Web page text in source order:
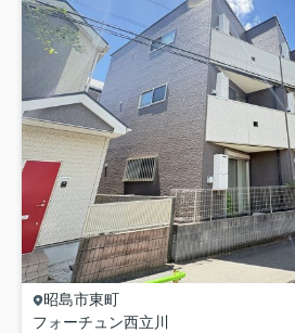
昭島市東町
フォーチュン西立川